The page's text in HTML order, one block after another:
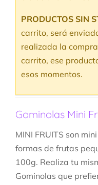
PRODUCTOS SIN
carrito, será
realizada la
carrito, ese
esos momentos.
Gominolas Mini
MINI FRUITS son
formas de frutas
100g. Realiza tu
Gominolas que